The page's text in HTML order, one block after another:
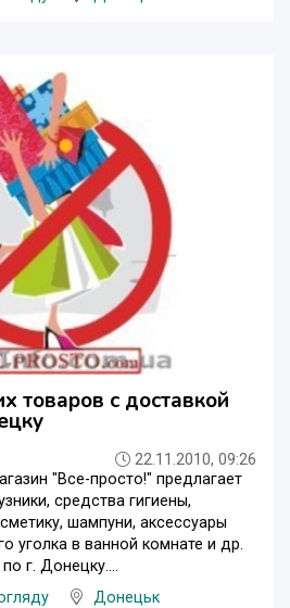
товаров с доставкой
22.11.2010, 09:26
"Все-просто!" предлагает
средства гигиены,
шампуни, аксессуары
уголка в ванной комнате и др.
г. Донецку....
Донецьк